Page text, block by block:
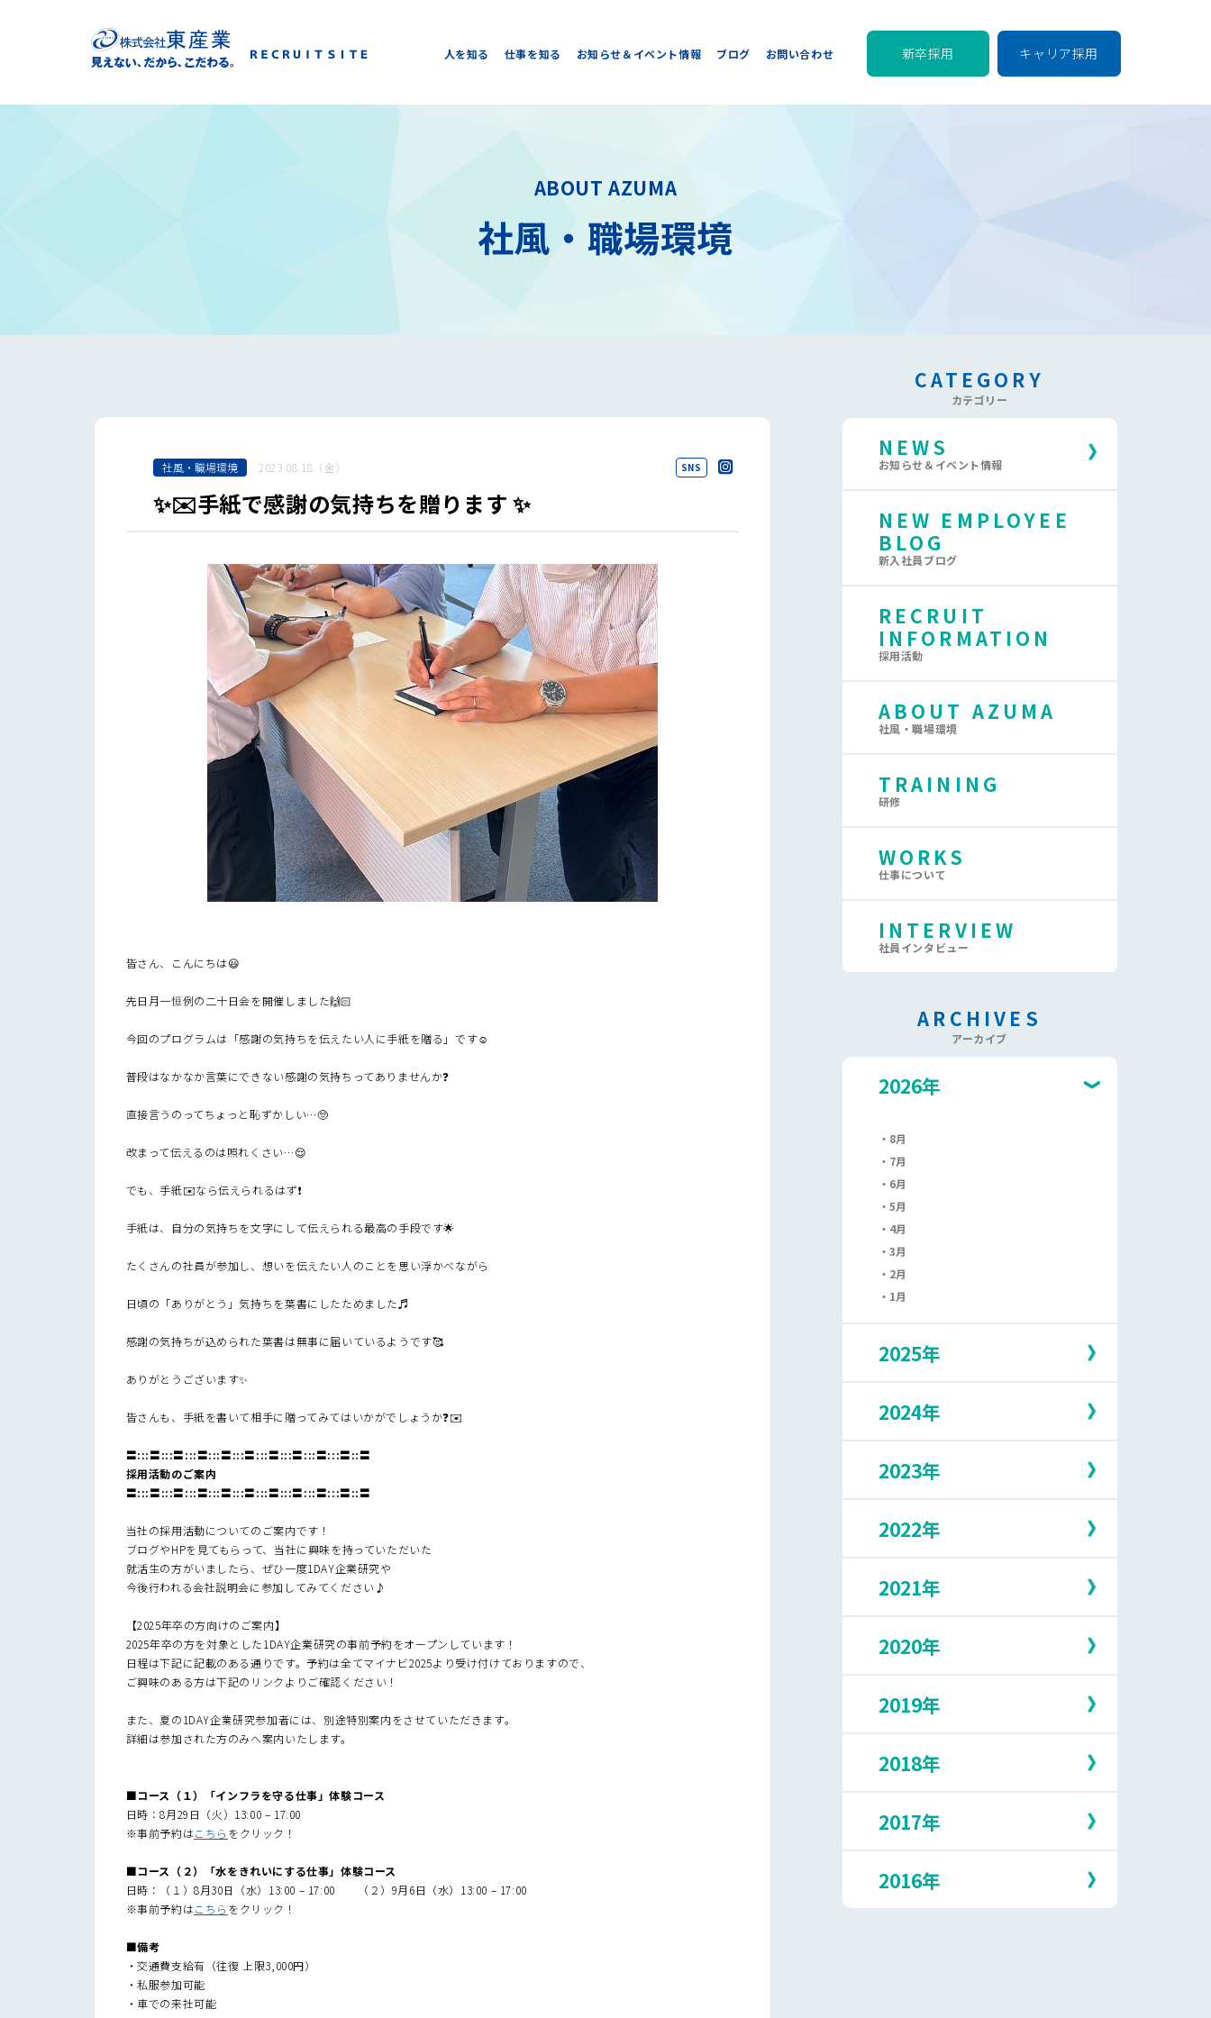
人を知る 仕事を知る お知らせ＆イベント情報 ブログ お問い合わせ 新卒採用 キャリア採用
ABOUT AZUMA
社風・職場環境
社風・職場環境 2023.08.18（金） SNS
✨✉️手紙で感謝の気持ちを贈ります ✨
皆さん、こんにちは😃
先日月一恒例の二十日会を開催しました🙌🏻
今回のプログラムは「感謝の気持ちを伝えたい人に手紙を贈る」です☺️
普段はなかなか言葉にできない感謝の気持ちってありませんか❓
直接言うのってちょっと恥ずかしい…🥺
改まって伝えるのは照れくさい…😌
でも、手紙✉️なら伝えられるはず❗️
手紙は、自分の気持ちを文字にして伝えられる最高の手段です🌟
たくさんの社員が参加し、想いを伝えたい人のことを思い浮かべながら
日頃の「ありがとう」気持ちを葉書にしたためました♬
感謝の気持ちが込められた葉書は無事に届いているようです🥰
ありがとうございます✨
皆さんも、手紙を書いて相手に贈ってみてはいかがでしょうか❓✉️
〓:::〓:::〓:::〓:::〓:::〓:::〓:::〓:::〓:::〓::〓
採用活動のご案内
〓:::〓:::〓:::〓:::〓:::〓:::〓:::〓:::〓:::〓::〓
当社の採用活動についてのご案内です！
ブログやHPを見てもらって、当社に興味を持っていただいた
就活生の方がいましたら、ぜひ一度1DAY企業研究や
今後行われる会社説明会に参加してみてください♪
【2025年卒の方向けのご案内】
2025年卒の方を対象とした1DAY企業研究の事前予約をオープンしています！
日程は下記に記載のある通りです。予約は全てマイナビ2025より受け付けておりますので、
ご興味のある方は下記のリンクよりご確認ください！
また、夏の1DAY企業研究参加者には、別途特別案内をさせていただきます。
詳細は参加された方のみへ案内いたします。
■コース（１）「インフラを守る仕事」体験コース
日時：8月29日（火）13:00 – 17:00
※事前予約はこちら をクリック！
■コース（２）「水をきれいにする仕事」体験コース
日時：（１）8月30日（水）13:00 – 17:00 （２）9月6日（水）13:00 – 17:00
※事前予約はこちら をクリック！
■備考
・交通費支給有（往復 上限3,000円）
・私服参加可能
・車での来社可能
CATEGORY
カテゴリー
NEWS
お知らせ＆イベント情報
NEW EMPLOYEE
BLOG
新入社員ブログ
RECRUIT
INFORMATION
採用活動
ABOUT AZUMA
社風・職場環境
TRAINING
研修
WORKS
仕事について
INTERVIEW
社員インタビュー
ARCHIVES
アーカイブ
2026年
8月
7月
6月
5月
4月
3月
2月
1月
2025年
12月
9月
8月
6月
5月
4月
1月
2024年
12月
9月
8月
6月
5月
4月
1月
2023年
12月
9月
8月
6月
5月
4月
1月
2022年
12月
9月
8月
6月
5月
3月
2021年
12月
9月
8月
6月
5月
4月
2020年
12月
9月
8月
6月
5月
4月
2019年
12月
9月
8月
5月
2018年
12月
9月
8月
2017年
12月
2016年